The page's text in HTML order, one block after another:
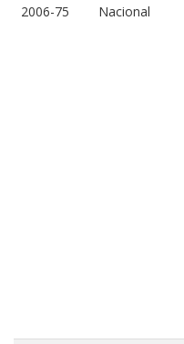
2006-75 Nacional